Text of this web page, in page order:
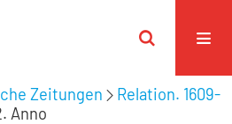
Zeitungen
Relation. 1609-
Anno